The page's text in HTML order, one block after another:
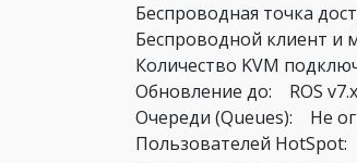
Беспроводная точка
Беспроводной клиент и
Количество KVM
Обновление до: ROS v7.x
Очереди (Queues): Не
Пользователей